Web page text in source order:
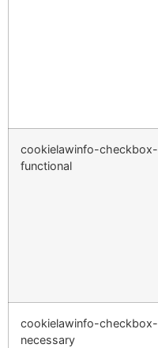
cookielawinfo-checkbox-
functional
cookielawinfo-checkbox-
necessary